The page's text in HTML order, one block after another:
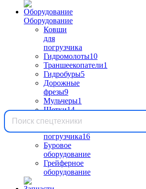
Оборудование
Ковши
для
погрузчика
Гидромолоты10
Траншеекопатели1
Гидробуры5
Дорожные
фрезы9
Мульчеры1
Щетки14
Вилы
для
погрузчика16
Буровое
оборудование
Грейферное
оборудование